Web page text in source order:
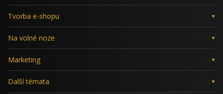
Tvorba e-shopu
Na volné noze
Marketing
Další témata